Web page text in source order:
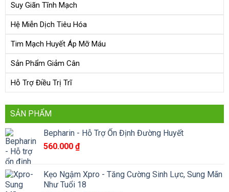
Suy Giãn Tĩnh Mạch
Hệ Miễn Dịch Tiêu Hóa
Tim Mạch Huyết Áp Mỡ Máu
Sản Phẩm Giảm Cân
Hỗ Trợ Điều Trị Trĩ
SẢN PHẨM
Bepharin - Hỗ Trợ Ổn Định Đường Huyết
560.000 ₫
Kẹo Ngậm Xpro - Tăng Cường Sinh Lực, Sung Mãn
Như Tuổi 18